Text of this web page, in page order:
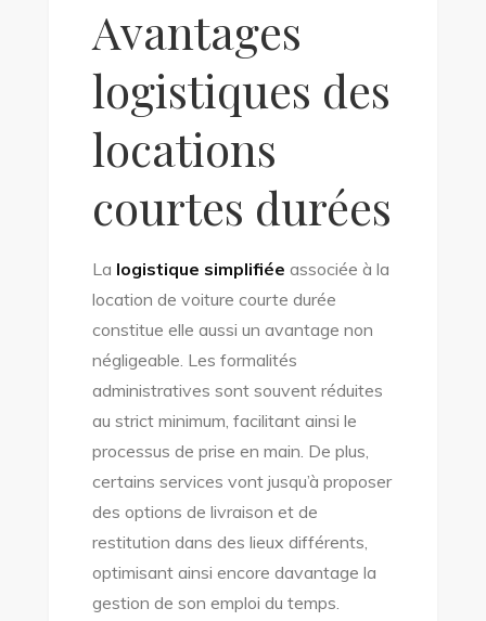
Avantages
logistiques des
locations
courtes durées
La logistique simplifiée associée à la
location de voiture courte durée
constitue elle aussi un avantage non
négligeable. Les formalités
administratives sont souvent réduites
au strict minimum, facilitant ainsi le
processus de prise en main. De plus,
certains services vont jusqu’à proposer
des options de livraison et de
restitution dans des lieux différents,
optimisant ainsi encore davantage la
gestion de son emploi du temps.